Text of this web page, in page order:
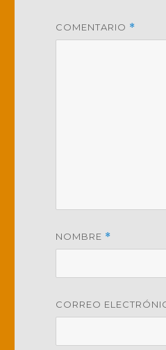
COMENTARIO *
NOMBRE *
CORREO